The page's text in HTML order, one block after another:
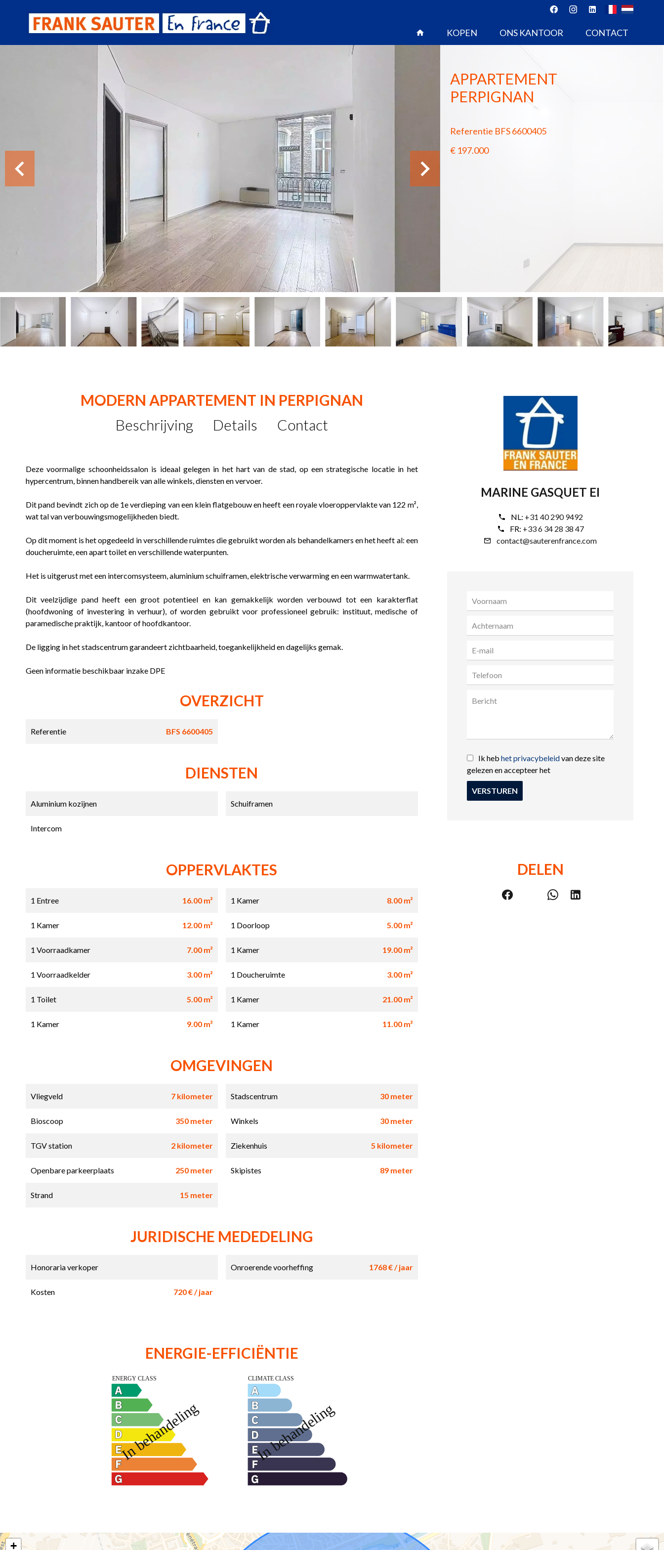
KOPEN ONS KANTOOR CONTACT
APPARTEMENT
PERPIGNAN
Referentie BFS 6600405
€ 197.000
MODERN APPARTEMENT IN PERPIGNAN
Beschrijving
Details Contact
Deze voormalige schoonheidssalon is ideaal gelegen in het hart van de stad, op een strategische locatie in het
hypercentrum, binnen handbereik van alle winkels, diensten en vervoer.
Dit pand bevindt zich op de 1e verdieping van een klein flatgebouw en heeft een royale vloeroppervlakte van 122 m²,
wat tal van verbouwingsmogelijkheden biedt.
Op dit moment is het opgedeeld in verschillende ruimtes die gebruikt worden als behandelkamers en het heeft al: een
doucheruimte, een apart toilet en verschillende waterpunten.
Het is uitgerust met een intercomsysteem, aluminium schuiframen, elektrische verwarming en een warmwatertank.
Dit veelzijdige pand heeft een groot potentieel en kan gemakkelijk worden verbouwd tot een karakterflat
(hoofdwoning of investering in verhuur), of worden gebruikt voor professioneel gebruik: instituut, medische of
paramedische praktijk, kantoor of hoofdkantoor.
De ligging in het stadscentrum garandeert zichtbaarheid, toegankelijkheid en dagelijks gemak.
Geen informatie beschikbaar inzake DPE
OVERZICHT
Referentie BFS 6600405
DIENSTEN
Aluminium kozijnen Schuiframen
Intercom
OPPERVLAKTES
1 Entree 16.00 m² 1 Kamer 8.00 m²
1 Kamer 12.00 m² 1 Doorloop 5.00 m²
1 Voorraadkamer 7.00 m² 1 Kamer 19.00 m²
1 Voorraadkelder 3.00 m² 1 Doucheruimte 3.00 m²
1 Toilet 5.00 m² 1 Kamer 21.00 m²
1 Kamer 9.00 m² 1 Kamer 11.00 m²
OMGEVINGEN
Vliegveld 7 kilometer Stadscentrum 30 meter
Bioscoop 350 meter Winkels 30 meter
TGV station 2 kilometer Ziekenhuis 5 kilometer
Openbare parkeerplaats 250 meter Skipistes 89 meter
Strand 15 meter
JURIDISCHE MEDEDELING
Honoraria verkoper Onroerende voorheffing 1768 € / jaar
Kosten 720 € / jaar
ENERGIE-EFFICIËNTIE
MARINE GASQUET EI
NL: +31 40 290 9492
FR: +33 6 34 28 38 47
contact@sauterenfrance.com
Ik hebhet privacybeleidvan deze site
gelezen en accepteer het
VERSTUREN
DELEN
+